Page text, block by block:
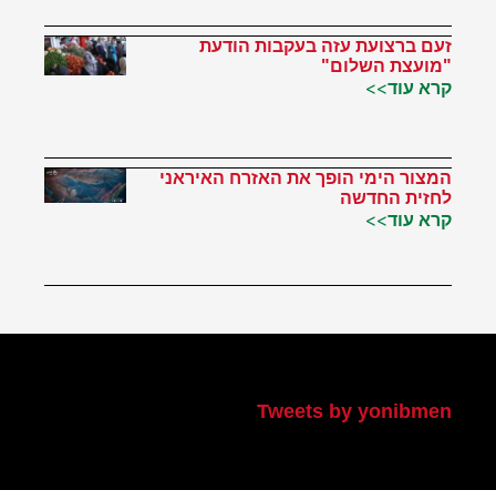
זעם ברצועת עזה בעקבות הודעת
"מועצת השלום"
קרא עוד>>
המצור הימי הופך את האזרח האיראני
לחזית החדשה
קרא עוד>>
Tweets by yonibmen